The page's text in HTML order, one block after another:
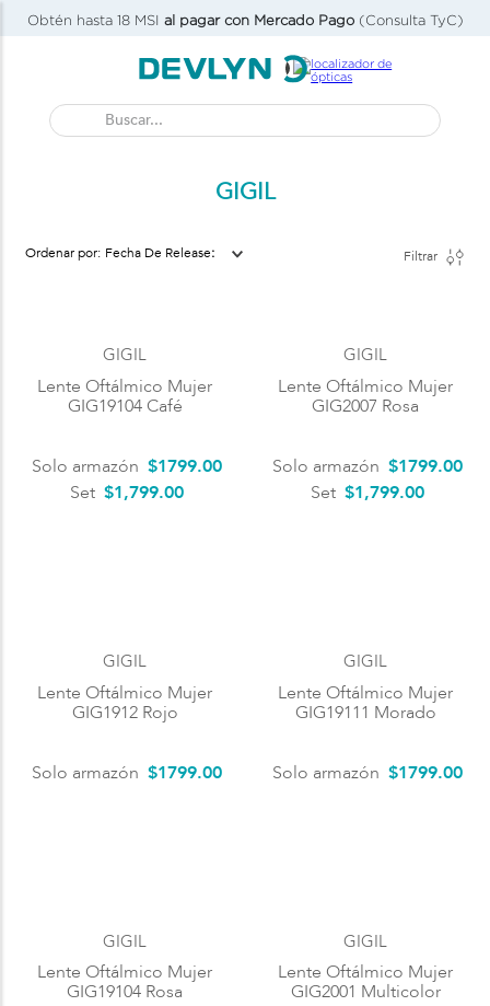
Obtén hasta 18 MSI al pagar con Mercado Pago(Consulta TyC)
Buscar...
GIGIL
Fecha De Release Filtrar
GIGIL
Lente Oftálmico Mujer
GIG19104 Café
Solo armazón $1799.00
Set $1,799.00
GIGIL
Lente Oftálmico Mujer
GIG2007 Rosa
Solo armazón $1799.00
Set $1,799.00
GIGIL
Lente Oftálmico Mujer
GIG1912 Rojo
Solo armazón $1799.00
GIGIL
Lente Oftálmico Mujer
GIG19111 Morado
Solo armazón $1799.00
GIGIL
Lente Oftálmico Mujer
GIG19104 Rosa
GIGIL
Lente Oftálmico Mujer
GIG2001 Multicolor